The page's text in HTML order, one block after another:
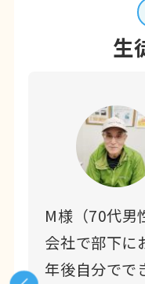
生
M様（70代男
会社で部下に
年後自分でで